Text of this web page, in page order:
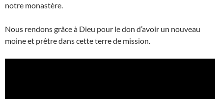
notre monastère.
Nous rendons grâce à Dieu pour le don d’avoir un nouveau
moine et prêtre dans cette terre de mission.